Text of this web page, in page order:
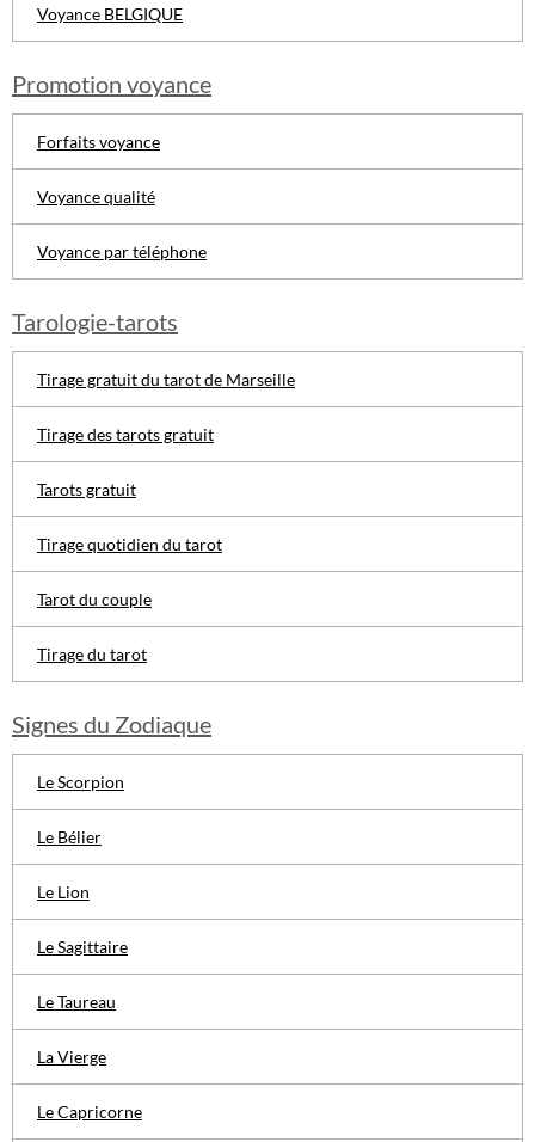
Voyance BELGIQUE
Promotion voyance
Forfaits voyance
Voyance qualité
Voyance par téléphone
Tarologie-tarots
Tirage gratuit du tarot de Marseille
Tirage des tarots gratuit
Tarots gratuit
Tirage quotidien du tarot
Tarot du couple
Tirage du tarot
Signes du Zodiaque
Le Scorpion
Le Bélier
Le Lion
Le Sagittaire
Le Taureau
La Vierge
Le Capricorne